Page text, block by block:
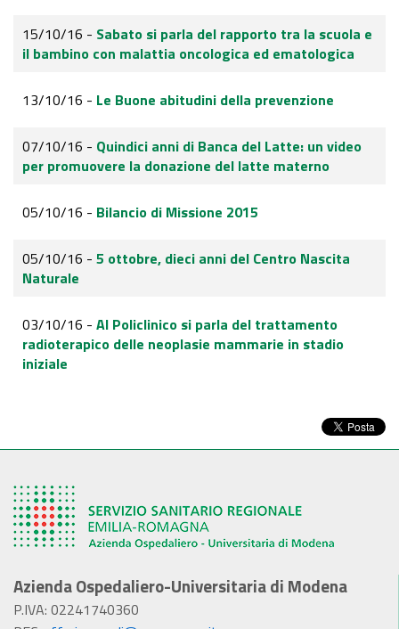
15/10/16 - Sabato si parla del rapporto tra la scuola e
il bambino con malattia oncologica ed ematologica
13/10/16 - Le Buone abitudini della prevenzione
07/10/16 - Quindici anni di Banca del Latte: un video
per promuovere la donazione del latte materno
05/10/16 - Bilancio di Missione 2015
05/10/16 - 5 ottobre, dieci anni del Centro Nascita
Naturale
03/10/16 - Al Policlinico si parla del trattamento
radioterapico delle neoplasie mammarie in stadio
iniziale
Azienda Ospedaliero-Universitaria di Modena
P.IVA: 02241740360